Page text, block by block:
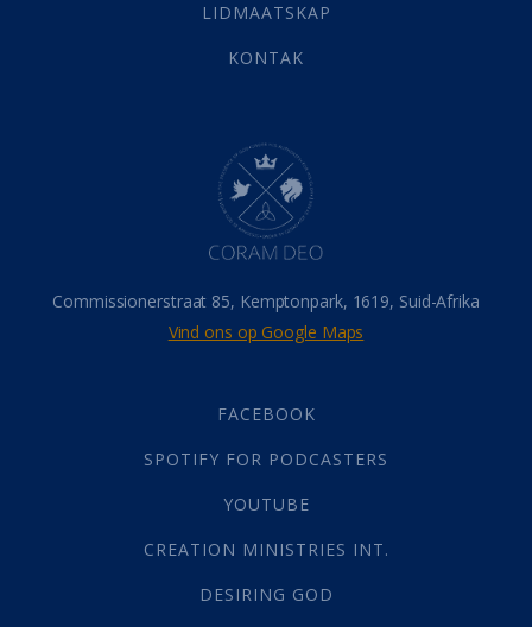
Werk(22)
(142)
Hemel (31)
Israel (14)
Millennium(1)
Oordeelsdag(19)
Verheerlikte liggaam
Wederkoms
(27)
Gebed(87)
Die Onse Vader(12)
God(392)
Afgode(23)
Almag(1)
Alomteenwoordig
LIDMAATSKAP
KONTAK
Commissionerstraat 85, Kemptonpark, 1619, Suid-Afrika
Vind ons op Google Maps
FACEBOOK
SPOTIFY FOR PODCASTERS
YOUTUBE
CREATION MINISTRIES INT.
DESIRING GOD